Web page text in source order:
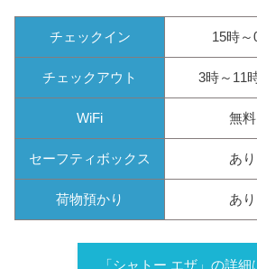
チェックイン 15時～
チェックアウト 3時～11
WiFi 無料
セーフティボックス あり
荷物預かり あり
「シャトー エザ」の詳細